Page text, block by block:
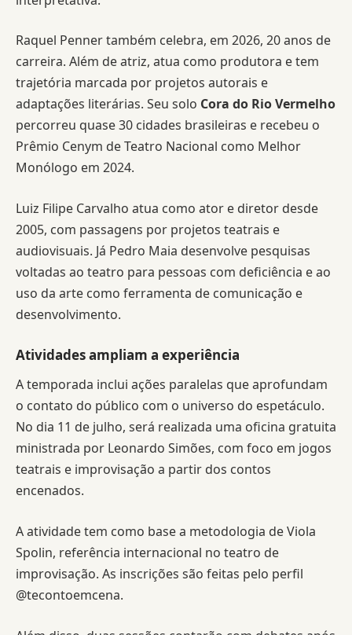
Raquel Penner também celebra, em 2026, 20 anos de
carreira. Além de atriz, atua como produtora e tem
trajetória marcada por projetos autorais e
adaptações literárias. Seu solo Cora do Rio Vermelho
percorreu quase 30 cidades brasileiras e recebeu o
Prêmio Cenym de Teatro Nacional como Melhor
Monólogo em 2024.
Luiz Filipe Carvalho atua como ator e diretor desde
2005, com passagens por projetos teatrais e
audiovisuais. Já Pedro Maia desenvolve pesquisas
voltadas ao teatro para pessoas com deficiência e ao
uso da arte como ferramenta de comunicação e
desenvolvimento.
Atividades ampliam a experiência
A temporada inclui ações paralelas que aprofundam
o contato do público com o universo do espetáculo.
No dia 11 de julho, será realizada uma oficina gratuita
ministrada por Leonardo Simões, com foco em jogos
teatrais e improvisação a partir dos contos
encenados.
A atividade tem como base a metodologia de Viola
Spolin, referência internacional no teatro de
improvisação. As inscrições são feitas pelo perfil
@tecontoemcena.